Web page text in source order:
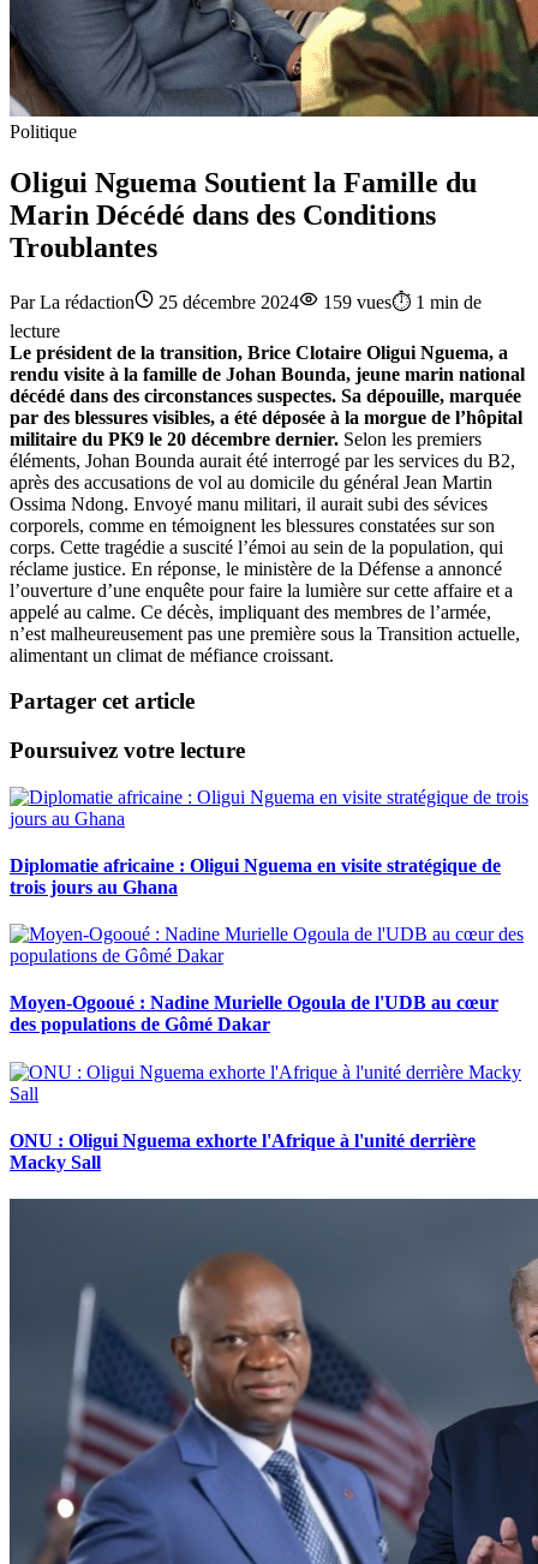
Politique
Oligui Nguema Soutient la Famille du
Marin Décédé dans des Conditions
Troublantes
ParLa rédaction 25 décembre 2024 159 vues⏱️ 1 min de
lecture
Le président de la transition, Brice Clotaire Oligui Nguema, a
rendu visite à la famille de Johan Bounda, jeune marin national
décédé dans des circonstances suspectes. Sa dépouille, marquée
par des blessures visibles, a été déposée à la morgue de l’hôpital
militaire du PK9 le 20 décembre dernier. Selon les premiers
éléments, Johan Bounda aurait été interrogé par les services du B2,
après des accusations de vol au domicile du général Jean Martin
Ossima Ndong. Envoyé manu militari, il aurait subi des sévices
corporels, comme en témoignent les blessures constatées sur son
corps. Cette tragédie a suscité l’émoi au sein de la population, qui
réclame justice. En réponse, le ministère de la Défense a annoncé
l’ouverture d’une enquête pour faire la lumière sur cette affaire et a
appelé au calme. Ce décès, impliquant des membres de l’armée,
n’est malheureusement pas une première sous la Transition actuelle,
alimentant un climat de méfiance croissant.
Partager cet article
Poursuivez votre lecture
Diplomatie africaine : Oligui Nguema en visite stratégique de
trois jours au Ghana
Moyen-Ogooué : Nadine Murielle Ogoula de l'UDB au cœur
des populations de Gômé Dakar
ONU : Oligui Nguema exhorte l'Afrique à l'unité derrière
Macky Sall